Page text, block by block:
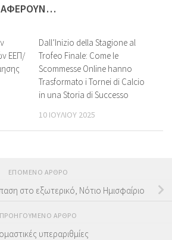
ΕΕΠ/
Dall’Inizio della Stagione al
Trofeo Finale: Come le
Scommesse Online hanno
Trasformato i Tornei di Calcio
in una Storia di Successo
10 ΙΟΥΛΊΟΥ 2025
ΕΠΌΜΕΝΟ ΆΡΘΡΟ
στο εξωτερικό, Νότιο Ημισφαίριο
ΠΡΟΗΓΟΎΜΕΝΟ ΆΡΘΡΟ
υπεραριθμίες